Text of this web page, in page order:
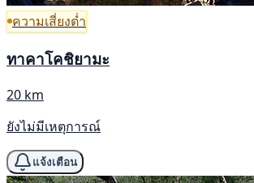
ความเสี่ยงต่ำ
ทาคาโคชิยามะ
20 km
ยังไม่มีเหตุการณ์
แจ้งเตือน